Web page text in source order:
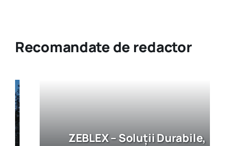
Recomandate de redactor
ZEBLEX – Soluții Durabile,